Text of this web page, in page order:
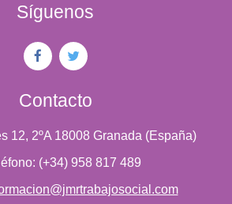
Síguenos
Contacto
12, 2ºA 18008 Granada (España)
(+34) 958 817 489